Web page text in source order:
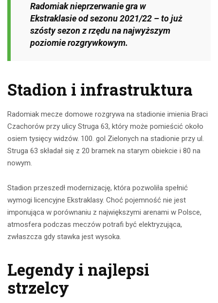
Radomiak nieprzerwanie gra w
Ekstraklasie od sezonu 2021/22 – to już
szósty sezon z rzędu na najwyższym
poziomie rozgrywkowym.
Stadion i infrastruktura
Radomiak mecze domowe rozgrywa na stadionie imienia Braci
Czachorów przy ulicy Struga 63, który może pomieścić około
osiem tysięcy widzów. 100. gol Zielonych na stadionie przy ul.
Struga 63 składał się z 20 bramek na starym obiekcie i 80 na
nowym.
Stadion przeszedł modernizację, która pozwoliła spełnić
wymogi licencyjne Ekstraklasy. Choć pojemność nie jest
imponująca w porównaniu z największymi arenami w Polsce,
atmosfera podczas meczów potrafi być elektryzująca,
zwłaszcza gdy stawka jest wysoka.
Legendy i najlepsi
strzelcy